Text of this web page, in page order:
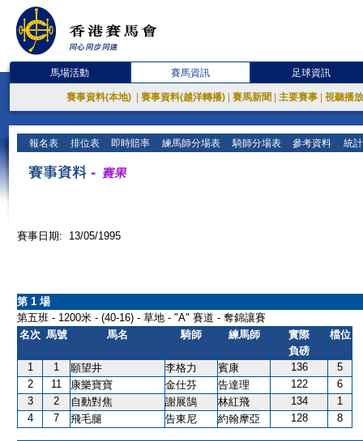
馬場活動 賽馬資訊 足球資訊
賽事資料(本地) 賽事資料(越洋轉播) 賽馬新聞 主要賽事 視聽播
報名表 排位表 即時賠率 練馬師分場表 騎師分場表 參考資料 統
賽事日期: 13/05/1995
第 1 場
第五班 - 1200米 - (40-16) - 草地 - "A" 賽道 - 奪錦讓賽
名次 馬號 馬名 騎師 練馬師
實際
負磅
檔位
1 1 願望井 李格力 賓康 136
5
2
11 康樂寶寶 金仕芬 告達理 122
6
3
2 自動對焦 謝展鵠 林紅飛 134
1
4
7 飛毛腿 告東尼 約翰摩亞 128 8